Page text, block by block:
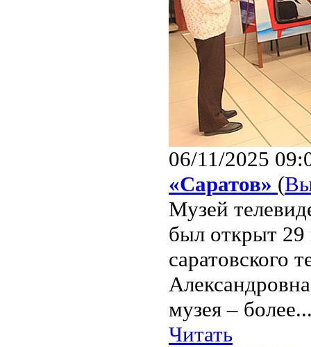
06/11/2025
«Саратов» (
Музей
был открыт 29
саратовского
музея –
Читать